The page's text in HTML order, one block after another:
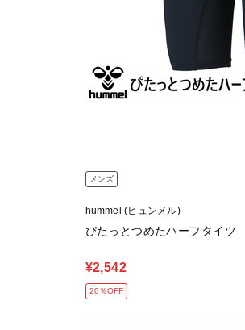
メンズ
hummel (ヒュンメル)
ぴたっとつめたハーフタイツ
¥2,542
20％OFF